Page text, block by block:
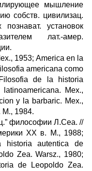
мышление
собств. цивилизац.
установок
лат.-амер.
1953; America en la
americana como
de la historia
Мех.,
у la barbaric. Мех.,
М., 1984.
философии Л.Сеа. //
XX в. М., 1988;
historia autentica de
Zea. Warsz., 1980;
de Leopoldo Zea.